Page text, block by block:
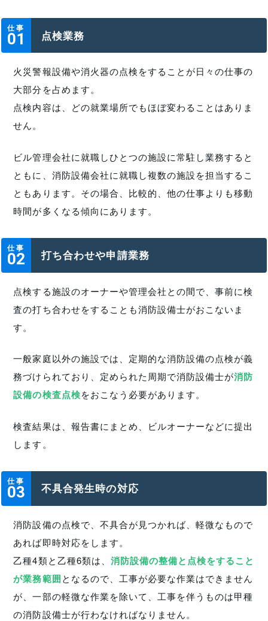
仕事
01 点検業務
火災警報設備や消火器の点検をすることが日々の仕事の
大部分を占めます。
点検内容は、どの就業場所でもほぼ変わることはありま
せん。
ビル管理会社に就職しひとつの施設に常駐し業務すると
ともに、消防設備会社に就職し複数の施設を担当するこ
ともあります。その場合、比較的、他の仕事よりも移動
時間が多くなる傾向にあります。
仕事
02 打ち合わせや申請業務
点検する施設のオーナーや管理会社との間で、事前に検
査の打ち合わせをすることも消防設備士がおこないま
す。
一般家庭以外の施設では、定期的な消防設備の点検が義
務づけられており、定められた周期で消防設備士が消防
設備の検査点検をおこなう必要があります。
検査結果は、報告書にまとめ、ビルオーナーなどに提出
します。
仕事
03 不具合発生時の対応
消防設備の点検で、不具合が見つかれば、軽微なもので
あれば即時対応をします。
乙種4類と乙種6類は、 消防設備の整備と点検をすること
が業務範囲となるので、工事が必要な作業はできません
が、一部の軽微な作業を除いて、工事を伴うものは甲種
の消防設備士が行わなければなりません。